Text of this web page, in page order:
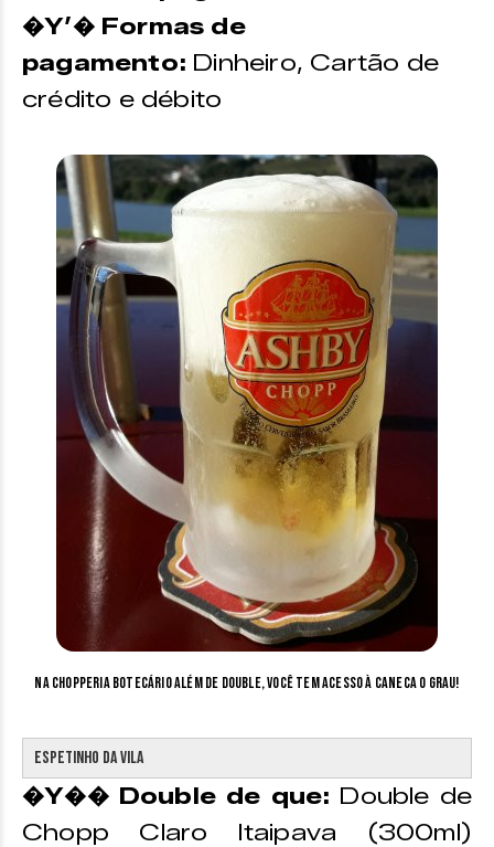
�Y’� Formas de
pagamento: Dinheiro, Cartão de
crédito e débito
Na Chopperia Botecário além de double, você tem acesso à caneca 0 grau!
Espetinho da Vila
�Y�� Double de que: Double de
Chopp Claro Itaipava (300ml)